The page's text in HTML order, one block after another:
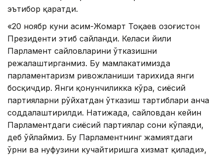
эътибор қаратди.
«20 ноябр куни Қасим-Жомарт Тоқаев Қозоғистон
Президенти этиб сайланди. Келаси йили
Парламент сайловларини ўтказишни
режалаштирганмиз. Бу мамлакатимизда
парламентаризм ривожланиши тарихида янги
босқичдир. Янги қонунчиликка кўра, сиёсий
партияларни рўйхатдан ўтказиш тартиблари анча
соддалаштирилди. Натижада, сайловдан кейин
Парламентдаги сиёсий партиялар сони кўпаяди,
деб ўйлаймиз. Бу Парламентнинг жамиятдаги
ўрни ва нуфузини кучайтиришга хизмат қилади»,